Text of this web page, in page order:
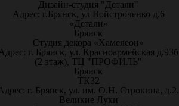
Дизайн-студия "Детали"
Адрес: г.Брянск, ул Войстроченко д.6
«Детали»
Брянск
Студия декора «Хамелеон»
г. Брянск, ул. Красноармейская д.93б
(2 этаж), ТЦ "ПРОФИЛЬ"
Брянск
ТК32
г. Брянск, ул. им. О.Н. Строкина, д.2.
Великие Луки